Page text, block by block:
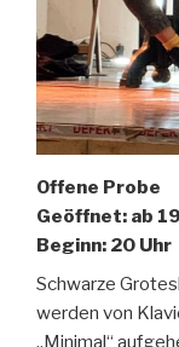
Offene Probe
Geöffnet: ab
Beginn: 20 Uhr
Schwarze
werden von
„Minimal“